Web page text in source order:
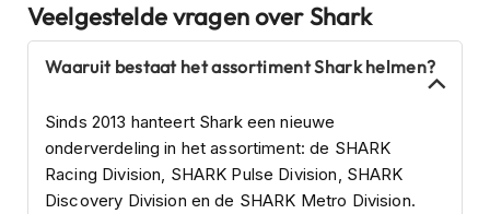
Veelgestelde vragen over Shark
Waaruit bestaat het assortiment Shark helmen?
Sinds 2013 hanteert Shark een nieuwe
onderverdeling in het assortiment: de SHARK
Racing Division, SHARK Pulse Division, SHARK
Discovery Division en de SHARK Metro Division.